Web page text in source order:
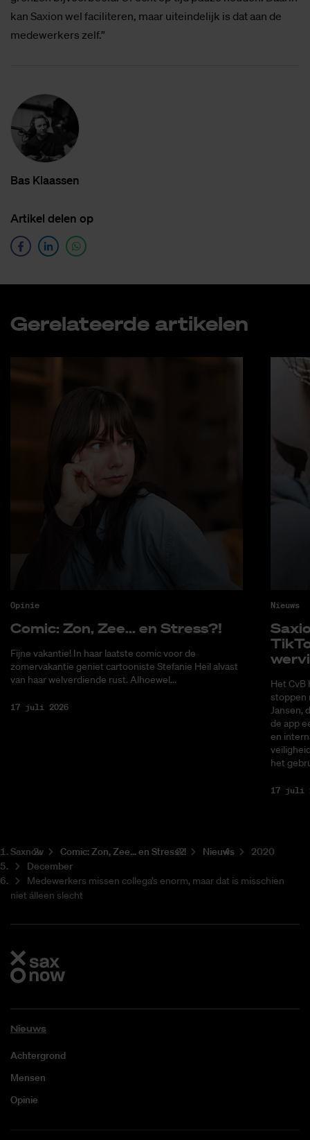
kan Saxion wel faciliteren, maar uiteindelijk is dat aan de
medewerkers zelf.”
Bas Klaas­sen
Ar­ti­kel de­len op
Ge­re­la­teer­de ar­ti­ke­len
Opinie
Co­mic: Zon, Zee... en Stress?!
Fijne vakantie! In haar laatste comic voor de
zomervakantie geniet cartooniste Stefanie Heil alvast
van haar welverdiende rust. Alhoewel...
17 juli 2026
Nieuws
Het CvB
stoppen
Jansen,
de app
en
het
17 juli
Saxnow Co­mic: Zon, Zee... en Stress?! Nieuws
2020
December
Medewerkers missen collega’s enorm, maar dat is misschien
niet álleen slecht
Nieuws
Achtergrond
Mensen
Opinie